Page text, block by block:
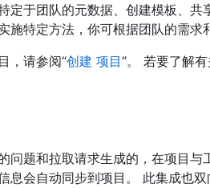
定于团队的元数据、创建模板、
施特定方法，你可根据团队的需求
，请参阅“创建 项目”。 若要了解
问题和拉取请求生成的，在项目
息会自动同步到项目。 此集成也